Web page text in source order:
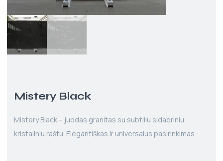
Mistery Black
Mistery Black – juodas granitas su subtiliu sidabriniu
kristaliniu raštu. Elegantiškas ir universalus pasirinkimas.